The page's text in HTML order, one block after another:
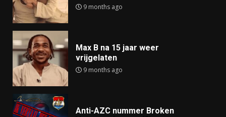
9 months ago
Max B na 15 jaar weer
vrijgelaten
9 months ago
Anti-AZC nummer Broken